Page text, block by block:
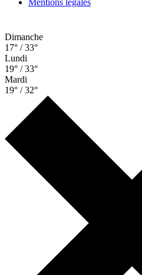
Dimanche
17° / 33°
Lundi
19° / 33°
Mardi
19° / 32°